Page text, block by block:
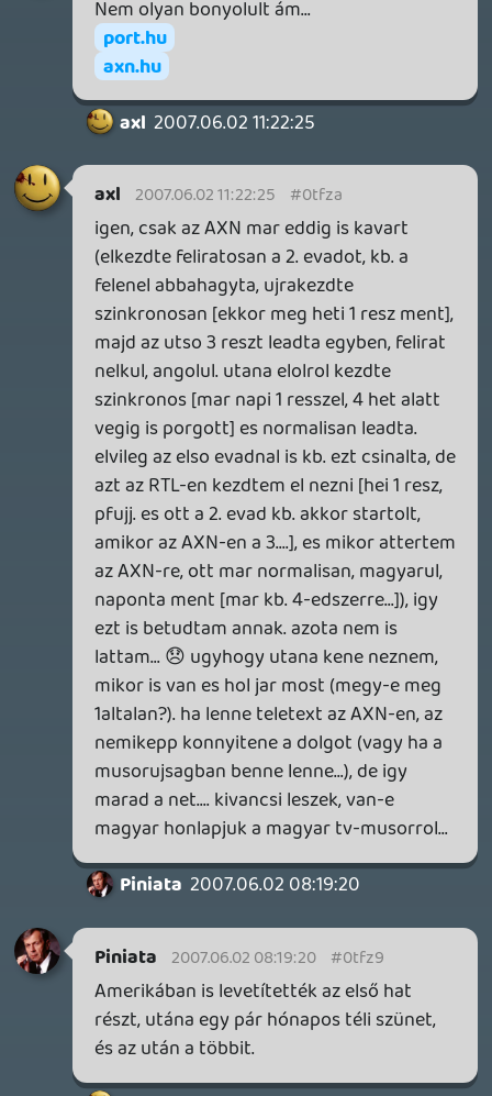
littleBig 2007.06.01 20:36:40
Szökés ki lesz adva DVD-n? Én annak
vagyok fanja. 😃
Thx.
A harmadik évad a legjobb az összes közül,
egymásra kontráznak rá a jobbnál jobb
epizódok. Elképesztő.
axl 2007.06.01 19:40:51
2007.06.01 19:40:51 #0tfz2
bezzeg kulhonban jar hozza a csak extras
6. dvd 😞 az elso evad nekem nagyon
bejott, a 2. mar docogott kisse (ahhoz
kepest h eleinte [kb. elso 10 resz] milyen
realisnak indult), a 3-at meg meg nem
lattam (az AXN fura modon adja le, eloszor
megszakitotta ugy a 8. resz tajan, azota
meg nem tudom mikor van 😞 ). viszont a
visszaemlekezesek nagyon bejovosek, az
osszes eddig latott reszben (foleg Locke
"hippis" multja 😛 ). amugy szep kollekcio,
es jo vetel, grat 😉